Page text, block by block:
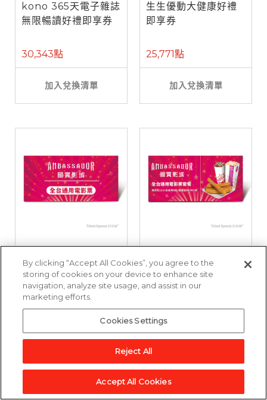
kono 365天電子雜誌
無限暢讀好禮即享券
30,343點
加入兌換清單
生生優動大健康好禮
即享券
25,771點
加入兌換清單
影票好禮即享券
3,857點
加入兌換清單
影票套餐好禮即享券
加入兌換清單
By clicking “Accept All Cookies”, you agree to the
storing of cookies on your device to enhance site
navigation, analyze site usage, and assist in our
marketing efforts.
Cookies Settings
Reject All
Accept All Cookies